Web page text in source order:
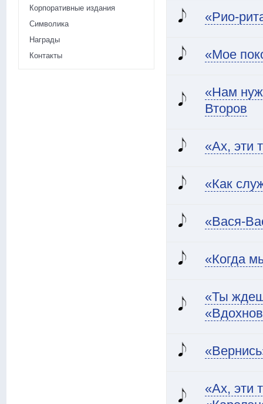
Корпоративные издания
Символика
Награды
Контакты
«Рио-
«Мое
«Нам
Второв
«Ах, эти
«Как
«Вася-
«Когда
«Ты
«Ах, эти